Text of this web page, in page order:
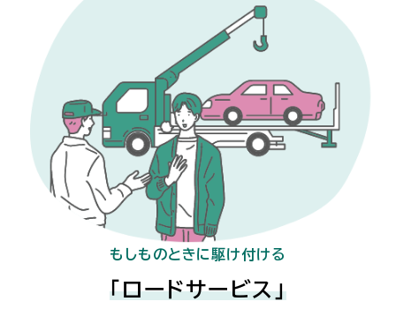
もしものときに駆け付ける
「ロードサービス」